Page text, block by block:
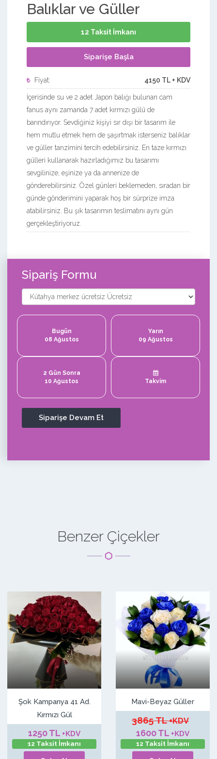
Balıklar ve Güller
12 Taksit İmkanı
Siparişe Başla
Fiyat: 4150 TL + KDV
İçerisinde su ve 2 adet Japon balığı bulunan cam
fanus aynı zamanda 7 adet kırmızı gülü de
barındırıyor. Sevdiğiniz kişiyi sır dışı bir tasarım ile
hem mutlu etmek hem de şaşırtmak isterseniz balıklar
ve güller tanzimini tercih edebilirsiniz. En taze kırmızı
gülleri kullanarak hazırladığımız bu tasarımı
sevgilinize, eşinize ya da annenize de
gönderebilirsiniz. Özel günleri beklemeden, sıradan bir
günde gönderimini yaparak hoş bir sürprize imza
atabilirsiniz. Bu şık tasarımın teslimatını aynı gün
gerçekleştiriyoruz.
Sipariş Formu
Bugün
08 Ağustos
Yarın
09 Ağustos
2 Gün Sonra
10 Ağustos
Takvim
Benzer Çiçekler
Şok Kampanya 41 Ad.
Kırmızı Gül
1250 TL +KDV
12 Taksit İmkanı
Mavi-Beyaz Güller
3865 TL+KDV
1600 TL +KDV
12 Taksit İmkanı